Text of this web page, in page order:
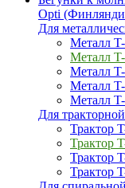
Opti
Для
Металл
Металл
Металл
Металл
Металл
Для
Трактор
Трактор
Трактор
Трактор